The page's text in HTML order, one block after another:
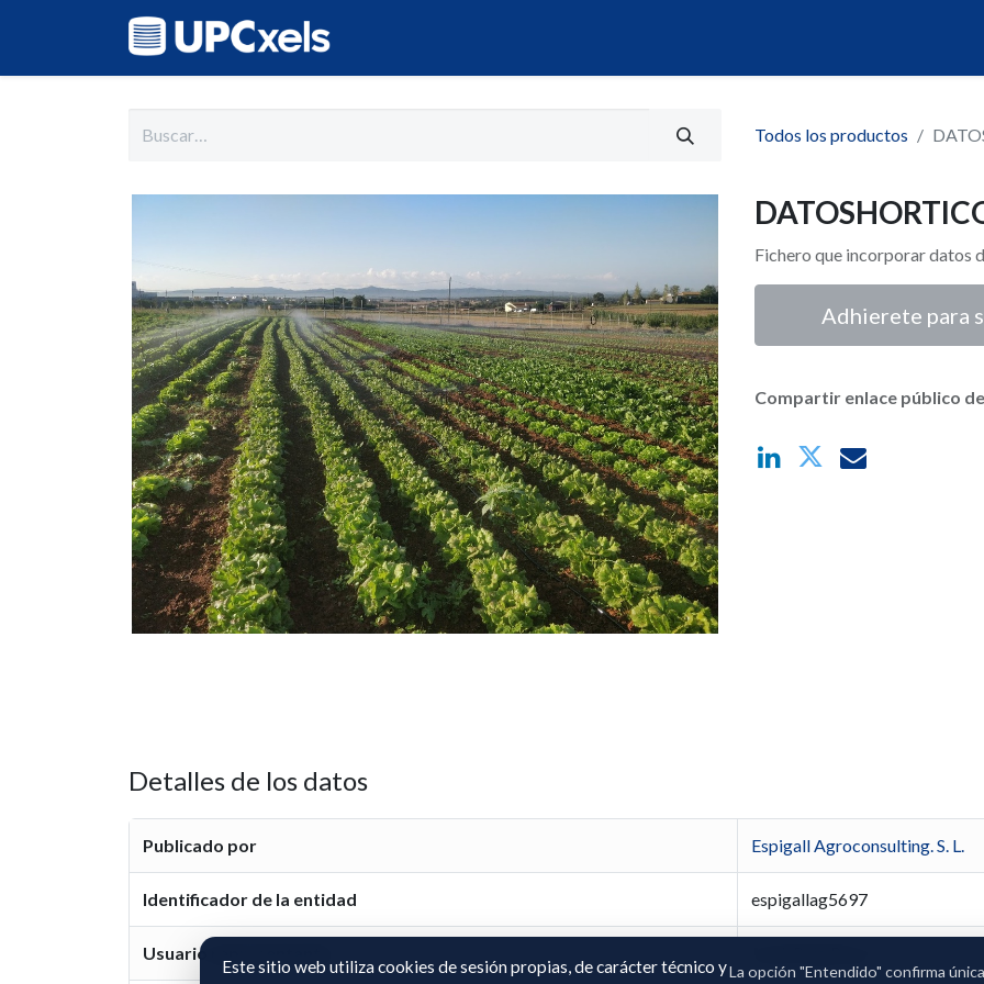
Todos los productos
Fichero que incorporar datos
Adhierete para
Compartir enlace público
Detalles de los datos
Publicado por Espigall Agroconsulting. S. L.
Identificador de la entidad espigallag5697
Usuario representante
Este sitio web utiliza cookies de sesión propias, de carácter técnico yLa opción "Entendido" confirma